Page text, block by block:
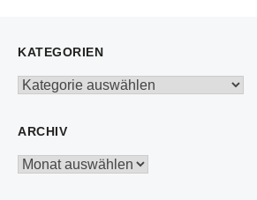
KATEGORIEN
Kategorien
ARCHIV
Archiv